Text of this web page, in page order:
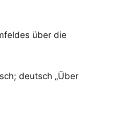
über die
deutsch „Über